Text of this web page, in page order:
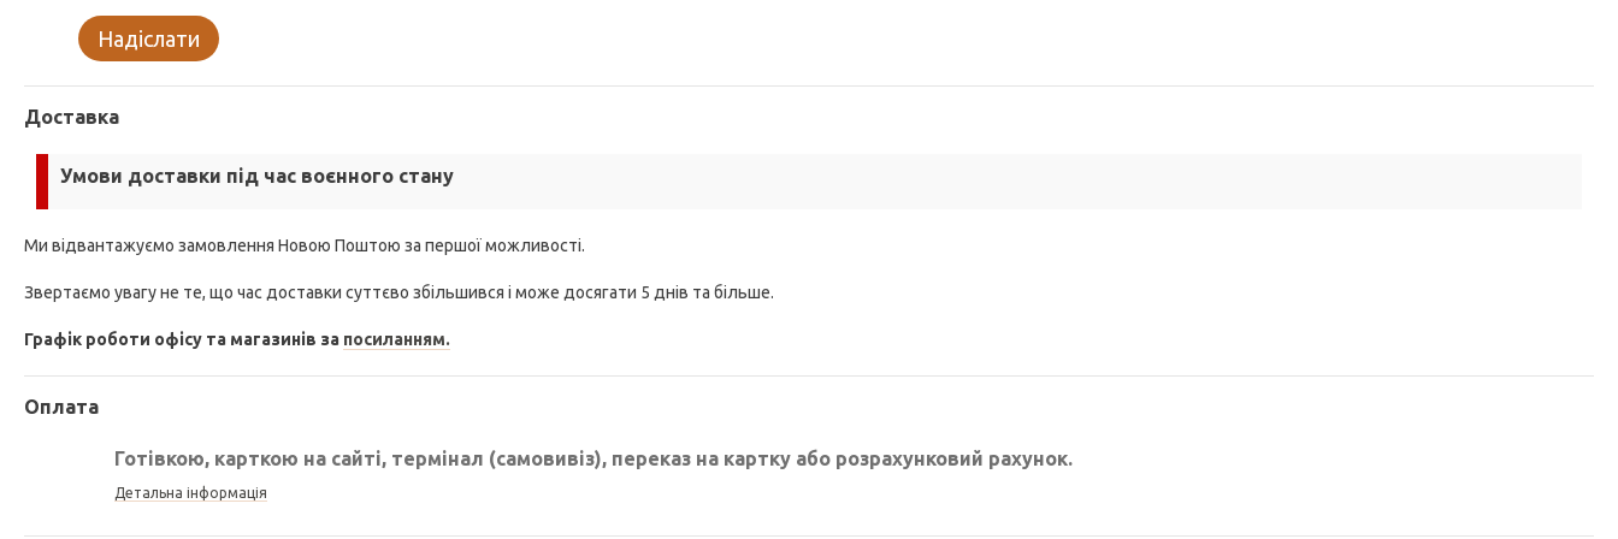
Надіслати
Доставка
Умови доставки під час воєнного стану
Ми відвантажуємо замовлення Новою Поштою за першої можливості.
Звертаємо увагу не те, що час доставки суттєво збільшився і може досягати 5 днів та більше.
Графік роботи офісу та магазинів за посиланням.
Оплата
Готівкою, карткою на сайті, термінал (самовивіз), переказ на картку або розрахунковий рахунок.
Детальна інформація